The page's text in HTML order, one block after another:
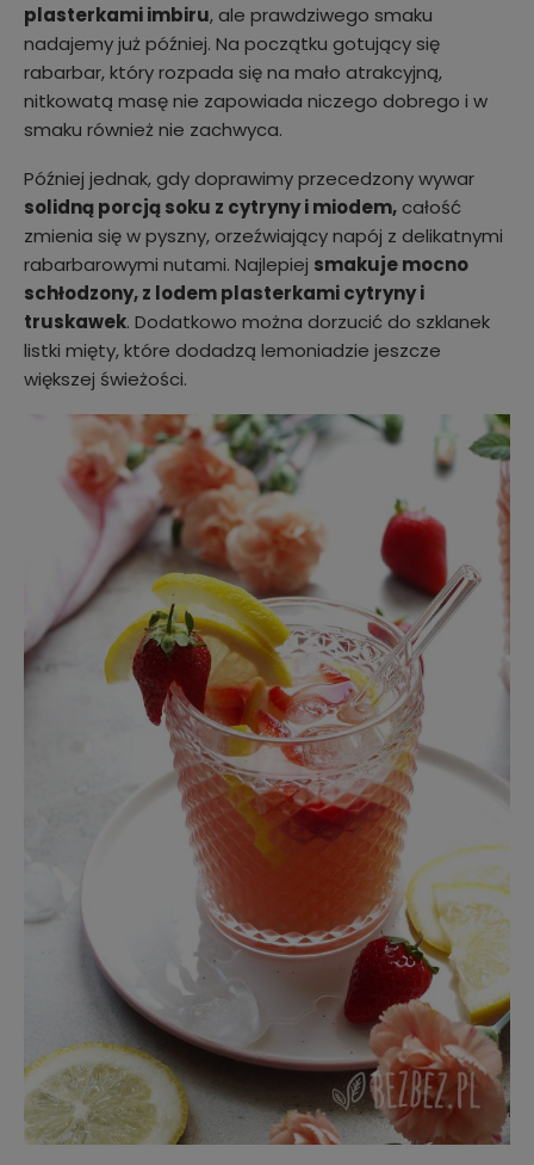
plasterkami imbiru, ale prawdziwego smaku
nadajemy już później. Na początku gotujący się
rabarbar, który rozpada się na mało atrakcyjną,
nitkowatą masę nie zapowiada niczego dobrego i w
smaku również nie zachwyca.
Później jednak, gdy doprawimy przecedzony wywar
solidną porcją soku z cytryny i miodem, całość
zmienia się w pyszny, orzeźwiający napój z delikatnymi
rabarbarowymi nutami. Najlepiej smakuje mocno
schłodzony, z lodem plasterkami cytryny i
truskawek. Dodatkowo można dorzucić do szklanek
listki mięty, które dodadzą lemoniadzie jeszcze
większej świeżości.